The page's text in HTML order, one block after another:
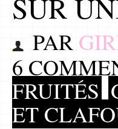
SUR
PAR
6
FRUITÉS
ET